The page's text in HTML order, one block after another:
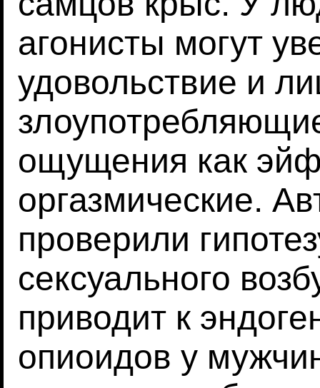
агонисты могут
удовольствие и
ощущения как
оргазмические.
проверили
сексуального
приводит к
опиоидов у